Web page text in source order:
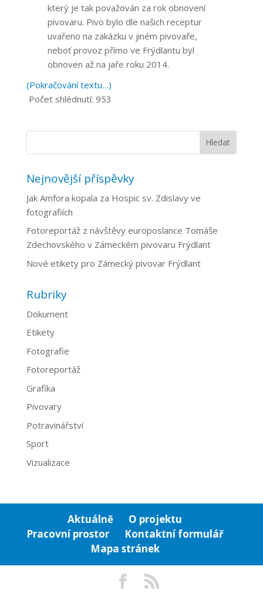
který je tak považován za rok obnovení
pivovaru. Pivo bylo dle našich receptur
uvařeno na zakázku v jiném pivovaře,
neboť provoz přímo ve Frýdlantu byl
obnoven až na jaře roku 2014.
(Pokračování textu…)
Počet shlédnutí: 953
Nejnovější příspěvky
Jak Amfora kopala za Hospic sv. Zdislavy ve
fotografiích
Fotoreportáž z návštěvy europoslance Tomáše
Zdechovského v Zámeckém pivovaru Frýdlant
Nové etikety pro Zámecký pivovar Frýdlant
Rubriky
Dokument
Etikety
Fotografie
Fotoreportáž
Grafika
Pivovary
Potravinářství
Sport
Vizualizace
Aktuálně
O projektu
Pracovní prostor
Kontaktní formulář
Mapa stránek